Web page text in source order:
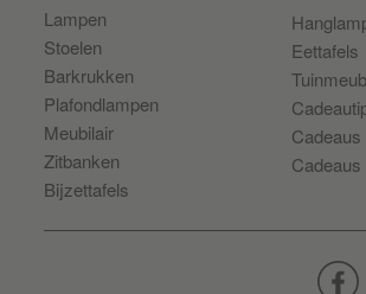
Lampen
Stoelen
Barkrukken
Plafondlampen
Meubilair
Zitbanken
Bijzettafels
Eettafels